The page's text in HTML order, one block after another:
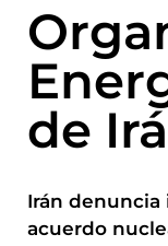
de
Irán
acuerdo